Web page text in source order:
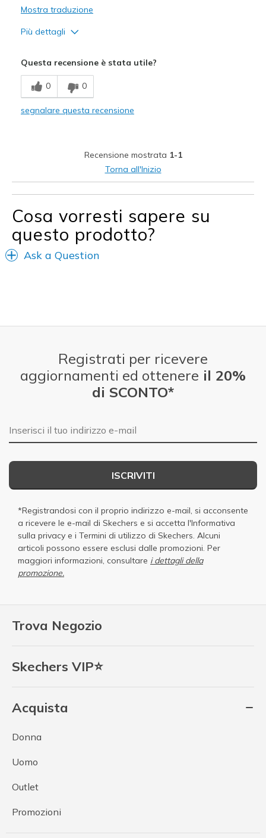
Mostra traduzione
Più dettagli
Comfortable
Stylish
Sizing Feels true to size
Questa recensione è stata utile?
0 0
segnalare questa recensione
Recensione mostrata 1-1
Torna all'Inizio
Cosa vorresti sapere su
questo prodotto?
Ask a Question
Trova Negozio
Skechers VIP⭐
Acquista
Donna
Uomo
Outlet
Promozioni
Registrati per ricevere
aggiornamenti ed ottenere il 20%
di SCONTO*
E-mail
ISCRIVITI
*Registrandosi con il proprio indirizzo e-mail, si acconsente
a ricevere le e-mail di Skechers e si accetta l'Informativa
sulla privacy e i Termini di utilizzo di Skechers. Alcuni
articoli possono essere esclusi dalle promozioni. Per
maggiori informazioni, consultare i dettagli della
promozione.